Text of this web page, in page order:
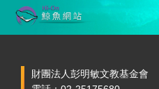
財團法人彭明敏文教基金會